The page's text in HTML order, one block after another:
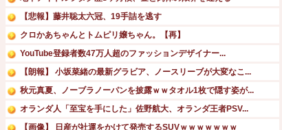
【悲報】藤井聡太六冠、19手詰を逃す
クロかあちゃんとトムピリ嬢ちゃん。【再】
YouTube登録者数47万人超のファッションデザイナー...
【朗報】 小坂菜緒の最新グラビア、ノースリーブが大変なこ...
秋元真夏、ノーブラノーパンを披露ｗｗタオル1枚で隠す姿が...
オランダ人「至宝を手にした」佐野航大、オランダ王者PSV...
【画像】 日産が社運をかけて発売するSUVｗｗｗｗｗｗｗ